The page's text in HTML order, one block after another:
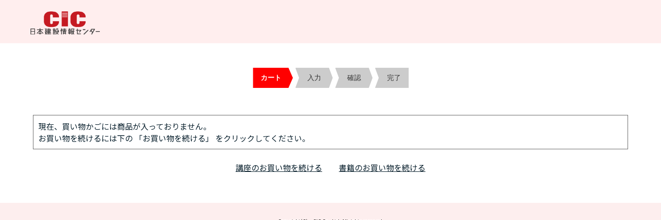
カート 入力 確認 完了
現在、買い物かごには商品が入っておりません。
お買い物を続けるには下の 「お買い物を続ける」 をクリックしてください。
講座のお買い物を続ける 書籍のお買い物を続ける